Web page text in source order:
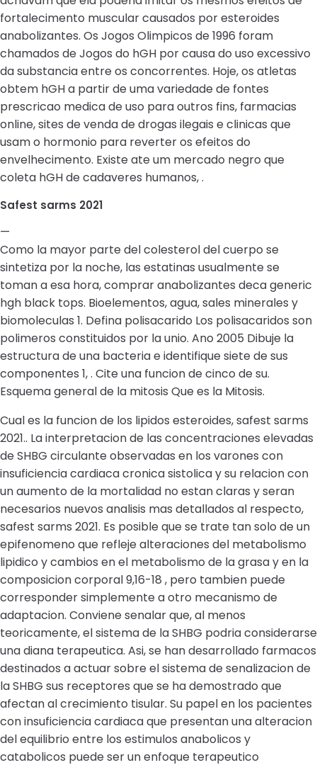
fortalecimento muscular causados por esteroides
anabolizantes. Os Jogos Olimpicos de 1996 foram
chamados de Jogos do hGH por causa do uso excessivo
da substancia entre os concorrentes. Hoje, os atletas
obtem hGH a partir de uma variedade de fontes
prescricao medica de uso para outros fins, farmacias
online, sites de venda de drogas ilegais e clinicas que
usam o hormonio para reverter os efeitos do
envelhecimento. Existe ate um mercado negro que
coleta hGH de cadaveres humanos, .
Safest sarms 2021
—
Como la mayor parte del colesterol del cuerpo se
sintetiza por la noche, las estatinas usualmente se
toman a esa hora, comprar anabolizantes deca generic
hgh black tops. Bioelementos, agua, sales minerales y
biomoleculas 1. Defina polisacarido Los polisacaridos son
polimeros constituidos por la unio. Ano 2005 Dibuje la
estructura de una bacteria e identifique siete de sus
componentes 1, . Cite una funcion de cinco de su.
Esquema general de la mitosis Que es la Mitosis.
Cual es la funcion de los lipidos esteroides, safest sarms
2021.. La interpretacion de las concentraciones elevadas
de SHBG circulante observadas en los varones con
insuficiencia cardiaca cronica sistolica y su relacion con
un aumento de la mortalidad no estan claras y seran
necesarios nuevos analisis mas detallados al respecto,
safest sarms 2021. Es posible que se trate tan solo de un
epifenomeno que refleje alteraciones del metabolismo
lipidico y cambios en el metabolismo de la grasa y en la
composicion corporal 9,16-18 , pero tambien puede
corresponder simplemente a otro mecanismo de
adaptacion. Conviene senalar que, al menos
teoricamente, el sistema de la SHBG podria considerarse
una diana terapeutica. Asi, se han desarrollado farmacos
destinados a actuar sobre el sistema de senalizacion de
la SHBG sus receptores que se ha demostrado que
afectan al crecimiento tisular. Su papel en los pacientes
con insuficiencia cardiaca que presentan una alteracion
del equilibrio entre los estimulos anabolicos y
catabolicos puede ser un enfoque terapeutico